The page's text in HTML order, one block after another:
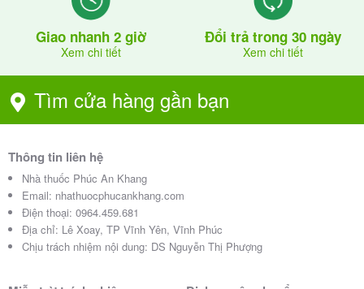
Giao nhanh 2 giờ
Xem chi tiết
Đổi trả trong 30 ngày
Xem chi tiết
Tìm cửa hàng gần bạn
Thông tin liên hệ
Nhà thuốc Phúc An Khang
Email: nhathuocphucankhang.com
Điện thoại: 0964.459.681
Địa chỉ: Lê Xoay, TP Vĩnh Yên, Vĩnh Phúc
Chịu trách nhiệm nội dung: DS Nguyễn Thị Phượng